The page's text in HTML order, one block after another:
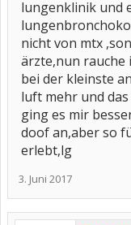
lungenklinik und
nicht von mtx
ärzte,nun rauche
bei der kleinste
luft mehr und
ging es mir
doof an,aber so
erlebt,lg
3. Juni 2017